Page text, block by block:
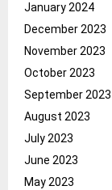
January 2024
December 2023
November 2023
October 2023
September 2023
August 2023
July 2023
June 2023
May 2023